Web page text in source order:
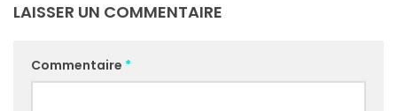
LAISSER UN COMMENTAIRE
Commentaire *